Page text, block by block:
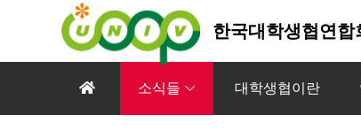
한국대학생협연합
소식들 대학생협이란